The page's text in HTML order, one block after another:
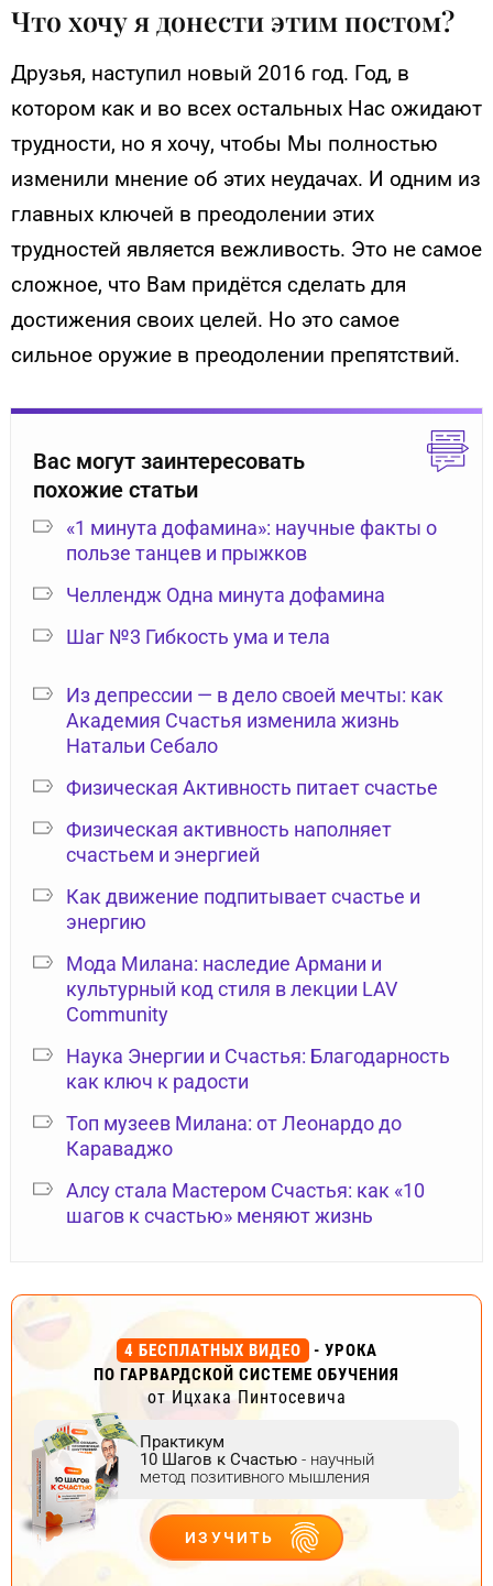
Что хочу я донести этим постом?
Друзья, наступил новый 2016 год. Год, в
котором как и во всех остальных Нас ожидают
трудности, но я хочу, чтобы Мы полностью
изменили мнение об этих неудачах. И одним из
главных ключей в преодолении этих
трудностей является вежливость. Это не самое
сложное, что Вам придётся сделать для
достижения своих целей. Но это самое
сильное оружие в преодолении препятствий.
Вас могут заинтересовать
похожие статьи
«1 минута дофамина»: научные факты о
пользе танцев и прыжков
Челлендж Одна минута дофамина
Шаг №3 Гибкость ума и тела
Из депрессии — в дело своей мечты: как
Академия Счастья изменила жизнь
Натальи Себало
Физическая Активность питает счастье
Физическая активность наполняет
счастьем и энергией
Как движение подпитывает счастье и
энергию
Мода Милана: наследие Армани и
культурный код стиля в лекции LAV
Community
Наука Энергии и Счастья: Благодарность
как ключ к радости
Топ музеев Милана: от Леонардо до
Караваджо
Алсу стала Мастером Счастья: как «10
шагов к счастью» меняют жизнь
4 БЕСПЛАТНЫХ ВИДЕО
- УРОКА
ПО ГАРВАРДСКОЙ СИСТЕМЕ ОБУЧЕНИЯ
от Ицхака Пинтосевича
Практикум
10 Шагов к Счастью - научный
метод позитивного мышления
ИЗУЧИТЬ